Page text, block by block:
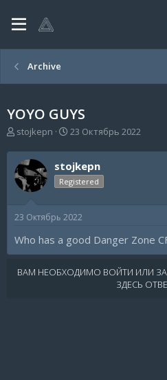
Archive
YOYO GUYS
А
т
о
р
т
м
stojkepn
Д
т
а
н
а
а
23 Октябрь 2022
stojkepn
Registered
23 Октябрь 2022
Who has a good Danger Zone
ВАМ НЕОБХОДИМО ВОЙТИ ИЛИ
ЗДЕСЬ